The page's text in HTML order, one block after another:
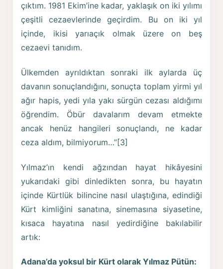
çıktım. 1981 Ekim’ine kadar, yaklaşık on iki yılımı
çeşitli cezaevlerinde geçirdim. Bu on iki yıl
içinde, ikisi yarıaçık olmak üzere on beş
cezaevi tanıdım.
Ülkemden ayrıldıktan sonraki ilk aylarda üç
davanın sonuçlandığını, sonuçta toplam yirmi yıl
ağır hapis, yedi yıla yakı sürgün cezası aldığımı
öğrendim. Öbür davalarım devam etmekte
ancak henüz hangileri sonuçlandı, ne kadar
ceza aldım, bilmiyorum…”[3]
Yılmaz’ın kendi ağzından hayat hikâyesini
yukarıdaki gibi dinledikten sonra, bu hayatın
içinde Kürtlük bilincine nasıl ulaştığına, edindiği
Kürt kimliğini sanatına, sinemasına siyasetine,
kısaca hayatına nasıl yedirdiğine bakılabilir
artık:
Adana’da yoksul bir Kürt olarak Yılmaz Pütün: